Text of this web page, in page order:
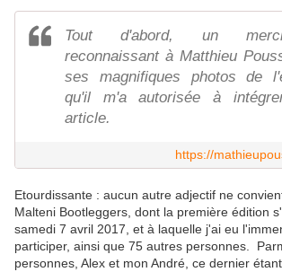
Tout d'abord, un
reconnaissant à Matthieu
ses magnifiques photos de
qu'il m'a autorisée à
article.
https://
Etourdissante : aucun autre adjectif ne
Malteni Bootleggers, dont la première édition
samedi 7 avril 2017, et à laquelle j'ai eu
participer, ainsi que 75 autres personnes.
personnes, Alex et mon André, ce dernier